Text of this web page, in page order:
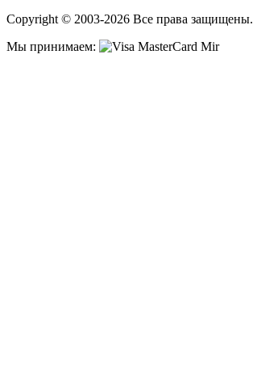
Copyright © 2003-2026 Все права защищены.
Мы принимаем: